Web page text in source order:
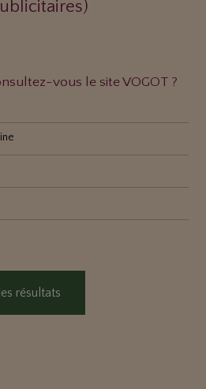
vous le site VOGOT ?
résultats